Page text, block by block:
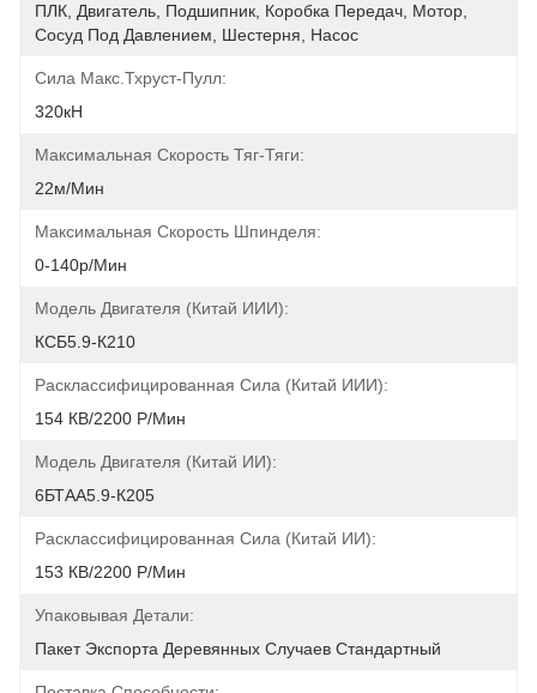
ПЛК, Двигатель, Подшипник, Коробка Передач, Мотор,
Сосуд Под Давлением, Шестерня, Насос
Сила Макс.тхруст-Пулл:
320кН
Максимальная Скорость Тяг-Тяги:
22м/мин
Максимальная Скорость Шпинделя:
0-140р/мин
Модель Двигателя (Китай ИИИ):
КСБ5.9-К210
Расклассифицированная Сила (Китай ИИИ):
154 КВ/2200 Р/мин
Модель Двигателя (Китай ИИ):
6БТАА5.9-К205
Расклассифицированная Сила (Китай ИИ):
153 КВ/2200 Р/мин
Упаковывая Детали:
Пакет Экспорта Деревянных Случаев Стандартный